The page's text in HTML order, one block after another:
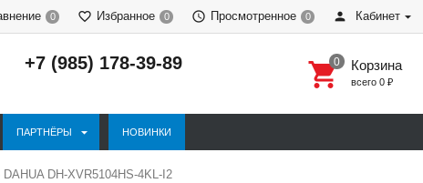
0 Избранное 0 Просмотренное 0 Кабинет
+7 (985) 178-39-89 Корзина
всего 0 ₽
ПАРТНЁРЫ НОВИНКИ
DAHUA DH-XVR5104HS-4KL-I2